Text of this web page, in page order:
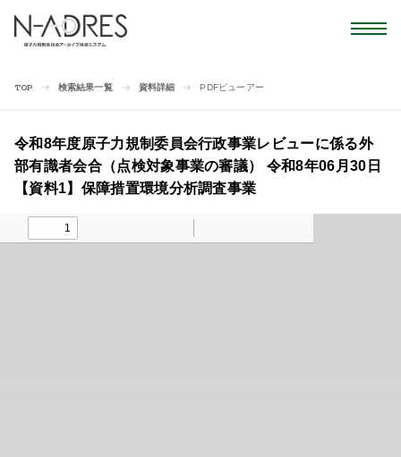
TOP 検索結果一覧 資料詳細 PDFビューアー
令和8年度原子力規制委員会行政事業レビューに係る外
部有識者会合（点検対象事業の審議） 令和8年06月30日
【資料1】保障措置環境分析調査事業